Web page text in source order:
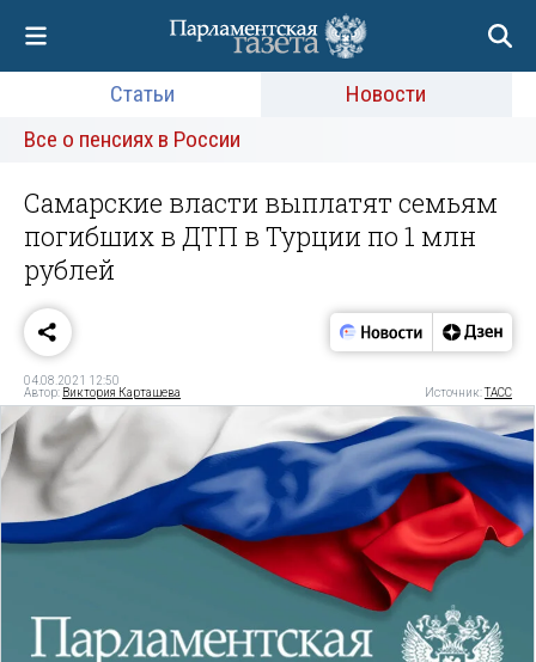
Статьи
Новости
Все о пенсиях в России
Самарские власти выплатят семьям
погибших в ДТП в Турции по 1 млн
рублей
04.08.2021 12:50
Автор: Виктория Карташева Источник:ТАСС